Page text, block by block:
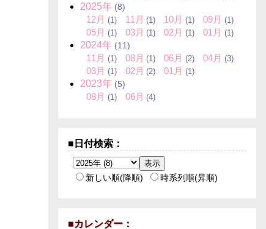
2025年 (8)
12月 (1) 11月 (1) 10月 (1) 09月 (1)
05月 (1) 03月 (1) 02月 (1) 01月 (1)
2024年 (11)
11月 (1) 08月 (1) 06月 (2) 04月 (3)
03月 (1) 02月 (2) 01月 (1)
2023年 (5)
08月 (1) 06月 (4)
■日付検索：
新しい順(降順) 時系列順(昇順)
■カレンダー：